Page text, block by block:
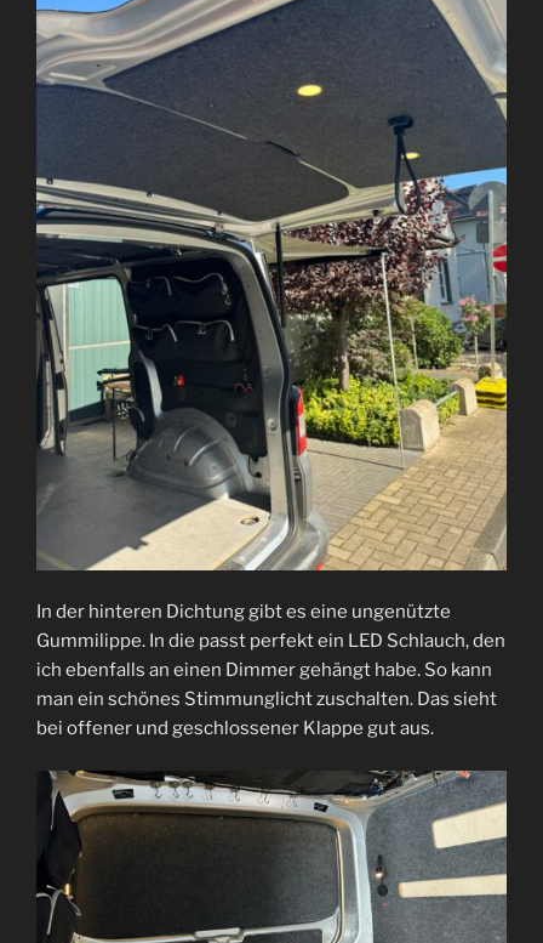
In der hinteren Dichtung gibt es eine ungenützte
Gummilippe. In die passt perfekt ein LED Schlauch, den
ich ebenfalls an einen Dimmer gehängt habe. So kann
man ein schönes Stimmunglicht zuschalten. Das sieht
bei offener und geschlossener Klappe gut aus.